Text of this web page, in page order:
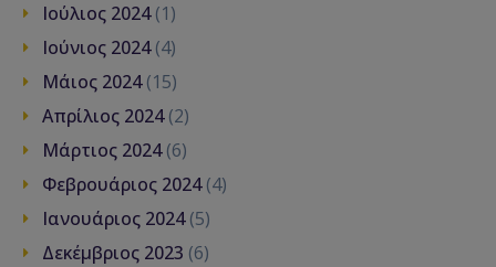
Ιούλιος 2024(1)
Ιούνιος 2024(4)
Μάιος 2024(15)
Απρίλιος 2024(2)
Μάρτιος 2024(6)
Φεβρουάριος 2024(4)
Ιανουάριος 2024(5)
Δεκέμβριος 2023 (6)